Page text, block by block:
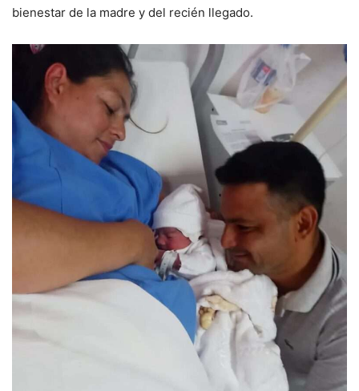
bienestar de la madre y del recién llegado.